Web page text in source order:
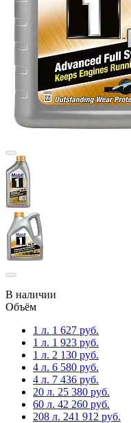
В наличии
Объём
1 л. 1 627 руб.
1 л. 1 923 руб.
1 л. 2 130 руб.
4 л. 6 580 руб.
4 л. 7 436 руб.
20 л. 25 380 руб.
60 л. 42 260 руб.
208 л. 241 912 руб.